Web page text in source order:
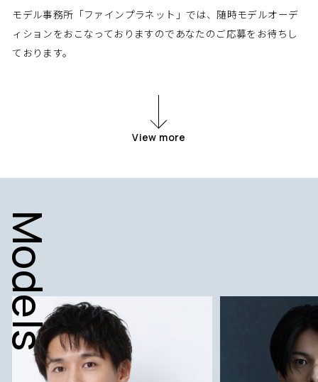
モデル事務所「ファインプラネット」では、随時モデルオーデ
ィションをおこなっておりますのであなたのご応募をお待ちし
ております。
View more
Models